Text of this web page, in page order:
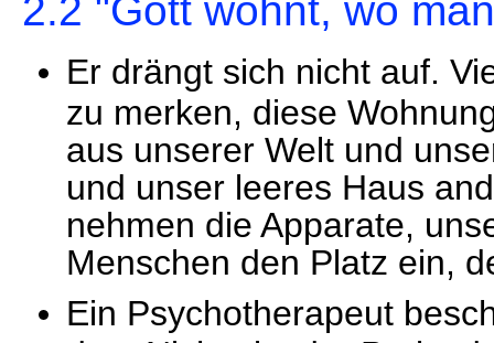
2.2 "Gott wohnt, wo
Er drängt sich nicht auf.
zu merken, diese
aus unserer Welt und
und unser leeres Haus
nehmen die Apparate,
Menschen den Platz ein,
Ein Psychotherapeut